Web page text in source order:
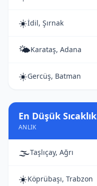
☀️İdil, Şırnak
🌤️Karataş, Adana
☀️Gercüş, Batman
En Düşük
ANLIK
🌫️Taşlıçay, Ağrı
☀️Köprübaşı, Trabzon